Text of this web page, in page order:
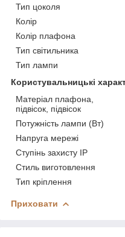
Тип цоколя
Колір
Колір плафона
Тип світильника
Тип лампи
Користувальницькі
Матеріал плафона,
підвісок, підвісок
Потужність лампи (Вт)
Напруга мережі
Ступінь захисту IP
Стиль виготовлення
Тип кріплення
Приховати